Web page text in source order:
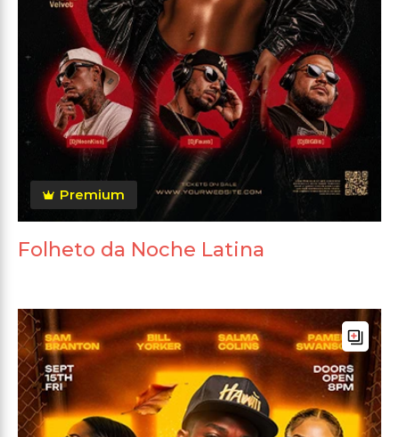
Premium
Folheto da Noche Latina